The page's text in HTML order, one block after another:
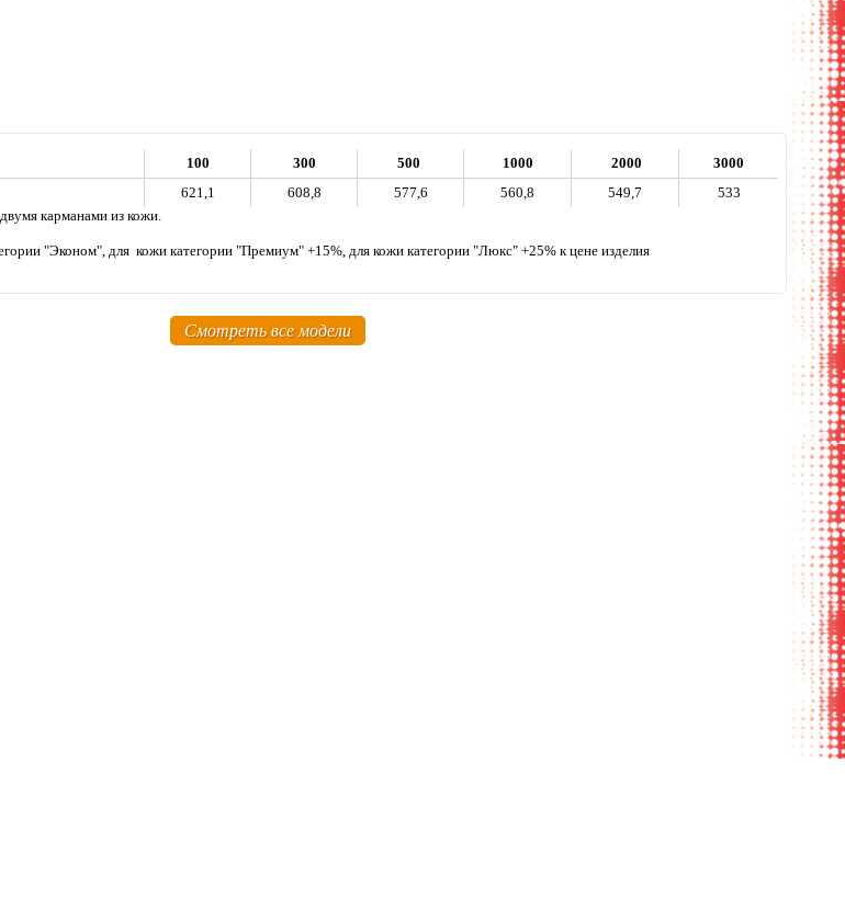
100 300 500 1000 2000
3000
621,1 608,8 577,6 560,8 549,7
533
карманами из кожи.
"Эконом", для кожи категории "Премиум" +15%, для кожи категории "Люкс" +25% к цене изделия
Смотреть все модели